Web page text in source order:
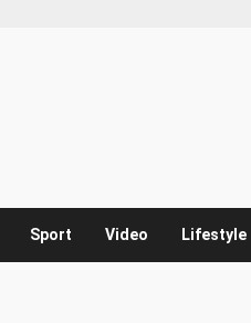
Sport Video Lifestyle